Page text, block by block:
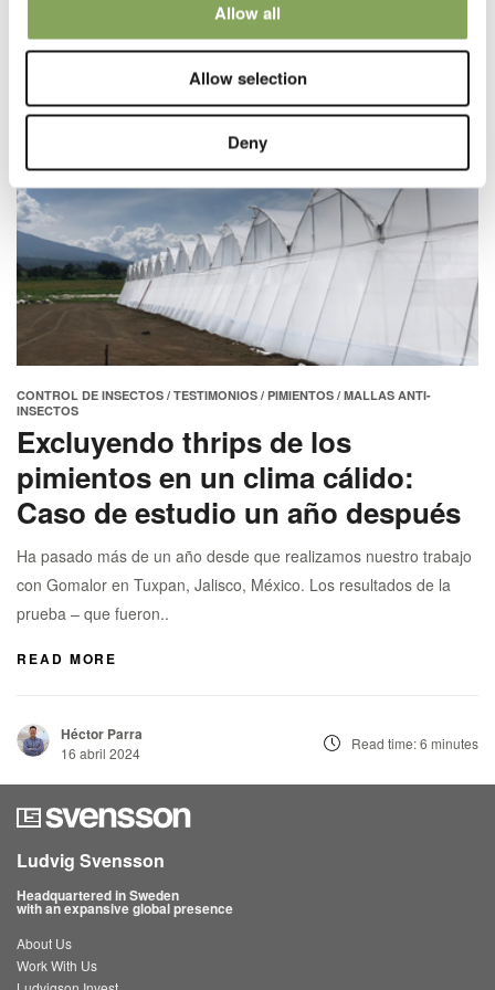
Allow all
Allow selection
Deny
PARperfect Cooling
Tomates
Author
Alán Falomir
Alejandro Medina
Hugo Plaisier
Martha Alape
Nelson Pérez
Paul Arena
Pieter Mol
Ying Ying
CONTROL DE INSECTOS / TESTIMONIOS / PIMIENTOS / MALLAS ANTI-
INSECTOS
Excluyendo thrips de los
pimientos en un clima cálido:
Caso de estudio un año después
Ha pasado más de un año desde que realizamos nuestro trabajo
con Gomalor en Tuxpan, Jalisco, México. Los resultados de la
prueba – que fueron..
READ MORE
Héctor Parra
16 abril 2024
Read time: 6 minutes
Ludvig Svensson
Headquartered in Sweden
with an expansive global presence
About Us
Work With Us